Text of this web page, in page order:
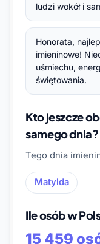
ludzi wokół i
Honorata,
imieninowe!
uśmiechu,
świętowania.
Kto jeszcze
samego dnia?
Tego dnia
Matylda
Ile osób w
15 459